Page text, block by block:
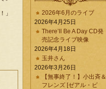
」
2026年6月のライブ
2026年4月25日
There’ll Be A Day CD発
売記念ライブ映像
2026年4月18日
玉井さん
2026年3月26日
【無事終了！】小出斉＆
フレンズ [ゼアル・ビ